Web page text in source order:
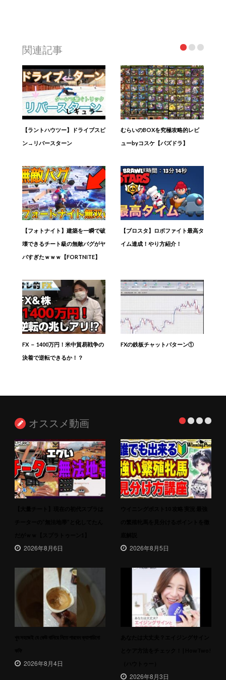
関連記事
【ラントハウツー】ドライブスピ
ン→リバースターン
むらいのBOXを究極攻略的レビ
ューbyコスケ【パズドラ】
【フォトナイト】建築を一瞬で破
壊できるチート級の無敵バグがヤ
バすぎたｗｗｗ【FORTNITE】
【ブロスタ】ロボファイト最高タ
イム達成！やり方紹介！
FX － 1400万円！米中貿易戦争の
決着で逆転できるか！？
FXの鉄板チャットパターン①
オススメ動画
2026年8月6日 2026年8月5日
2026年8月4日
2026年8月3日